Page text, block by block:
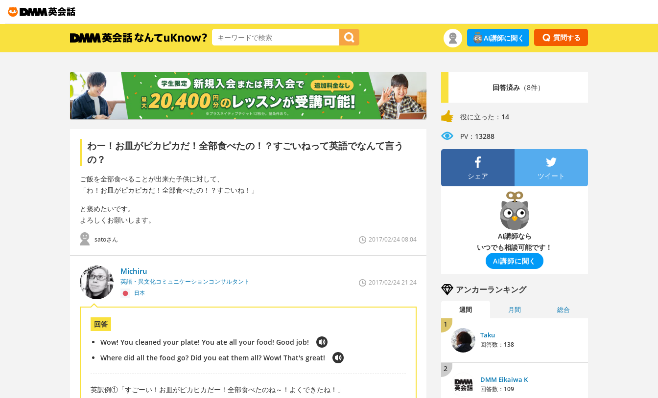
質問する
AI講師に聞く
わー！お皿がピカピカだ！全部食べたの！？すごいねって英語でなんて言う
の？
ご飯を全部食べることが出来た子供に対して、
「わ！お皿がピカピカだ！全部食べたの！？すごいね！」
と褒めたいです。
よろしくお願いします。
satoさん 2017/02/24 08:04
Michiru
英語・異文化コミュニケーションコンサルタント
日本
2017/02/24 21:24
回答
Wow! You cleaned your plate! You ate all your food! Good job!
Where did all the food go? Did you eat them all? Wow! That's great!
英訳例①「すごーい！お皿がピカピカだー！全部食べたのね～！よくできたね！」
回答済み（8件）
役に立った： 14
PV： 13288
シェア ツイート
AI講師なら
いつでも相談可能です！
AI講師に聞く
アンカーランキング
週間 月間 総合
1
Taku
回答数： 138
2
DMM Eikaiwa K
回答数： 109